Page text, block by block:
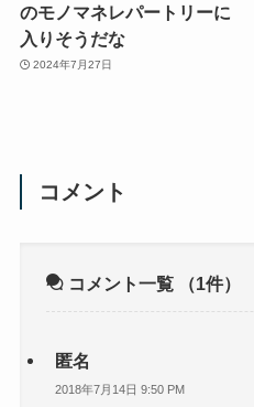
のモノマネレパートリーに
入りそうだな
2024年7月27日
コメント
コメント一覧 （1件）
匿名
2018年7月14日 9:50 PM